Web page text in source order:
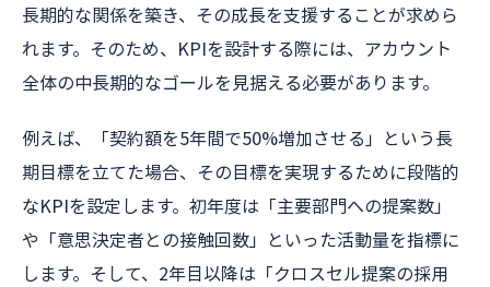
長期的な関係を築き、その成長を支援することが求めら
れます。そのため、KPIを設計する際には、アカウント
全体の中長期的なゴールを見据える必要があります。
例えば、「契約額を5年間で50%増加させる」という長
期目標を立てた場合、その目標を実現するために段階的
なKPIを設定します。初年度は「主要部門への提案数」
や「意思決定者との接触回数」といった活動量を指標に
します。そして、2年目以降は「クロスセル提案の採用